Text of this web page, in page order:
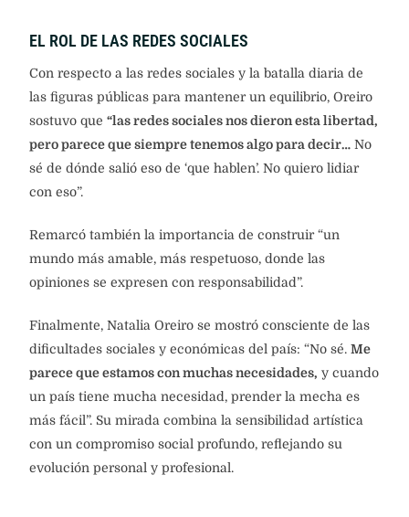
EL ROL DE LAS REDES SOCIALES
Con respecto a las redes sociales y la batalla diaria de
las figuras públicas para mantener un equilibrio, Oreiro
sostuvo que “las redes sociales nos dieron esta libertad,
pero parece que siempre tenemos algo para decir… No
sé de dónde salió eso de ‘que hablen’. No quiero lidiar
con eso”.
Remarcó también la importancia de construir “un
mundo más amable, más respetuoso, donde las
opiniones se expresen con responsabilidad”.
Finalmente, Natalia Oreiro se mostró consciente de las
dificultades sociales y económicas del país: “No sé. Me
parece que estamos con muchas necesidades, y cuando
un país tiene mucha necesidad, prender la mecha es
más fácil”. Su mirada combina la sensibilidad artística
con un compromiso social profundo, reflejando su
evolución personal y profesional.